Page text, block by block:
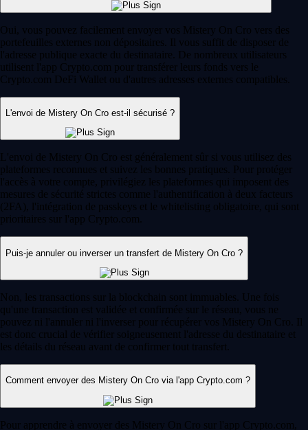
Oui, vous pouvez facilement envoyer vos Mistery On Cro vers des
portefeuilles externes non dépositaires. Il vous suffit de disposer de
l'adresse publique exacte du destinataire. De nombreux utilisateurs
utilisent l'app Crypto.com pour transférer leurs fonds vers le
Crypto.com DeFi Wallet ou d'autres adresses externes compatibles.
L'envoi de Mistery On Cro est-il sécurisé ?
L'envoi de Mistery On Cro est généralement sûr si vous utilisez des
plateformes reconnues et suivez les bonnes pratiques. Pour protéger
l'accès à votre compte, privilégiez les plateformes qui imposent des
mesures de sécurité strictes comme l'authentification à deux facteurs
(2FA), l'intégration de passkeys et le whitelisting obligatoire, qui sont
prioritaires sur l'app Crypto.com.
Puis-je annuler ou inverser un transfert de Mistery On Cro ?
Non, les transactions sur la blockchain sont immuables. Une fois
qu'une transaction est validée et confirmée sur le réseau, vous ne
pouvez ni l'annuler ni l'inverser pour récupérer vos Mistery On Cro. Il
est donc crucial de vérifier soigneusement l'adresse du destinataire et
les détails du réseau avant de confirmer tout transfert.
Comment envoyer des Mistery On Cro via l'app Crypto.com ?
Pour apprendre à envoyer des Mistery On Cro sur l'app Crypto.com,